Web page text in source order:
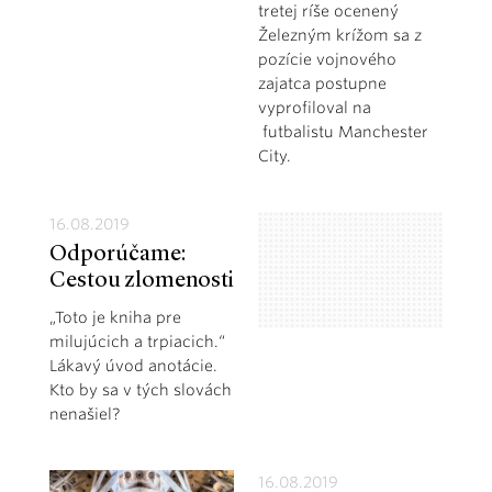
tretej ríše ocenený
Železným krížom sa z
pozície vojnového
zajatca postupne
vyprofiloval na
futbalistu Manchester
City.
16.08.2019
Odporúčame:
Cestou zlomenosti
„Toto je kniha pre
milujúcich a trpiacich.“
Lákavý úvod anotácie.
Kto by sa v tých slovách
nenašiel?
16.08.2019